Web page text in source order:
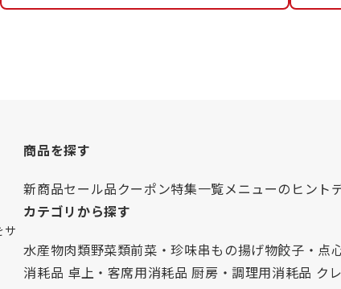
サ
商品を探す
新商品セール品クーポン特集一覧メニューのヒント
カテゴリから探す
水産物肉類野菜類前菜・珍味串もの揚げ物餃子・点
消耗品 卓上・客席用消耗品 厨房・調理用消耗品 ク